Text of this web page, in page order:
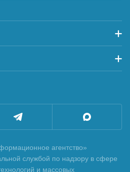
агентство»
службой по надзору в сфере
и массовых